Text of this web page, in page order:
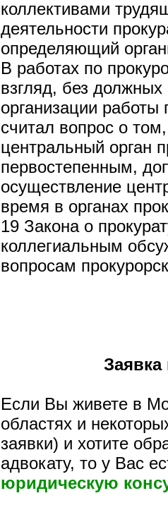
коллективами
деятельности
определяющий
В работах по
взгляд, без должных
организации
считал вопрос о
центральный орган
первостепенным,
осуществление
время в органах
19 Закона о
коллегиальным
вопросам
Если Вы живете в
областях и
заявки) и хотите
адвокату, то у Вас
юридическую